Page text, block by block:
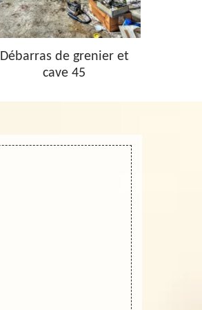
Débarras de grenier et
cave 45